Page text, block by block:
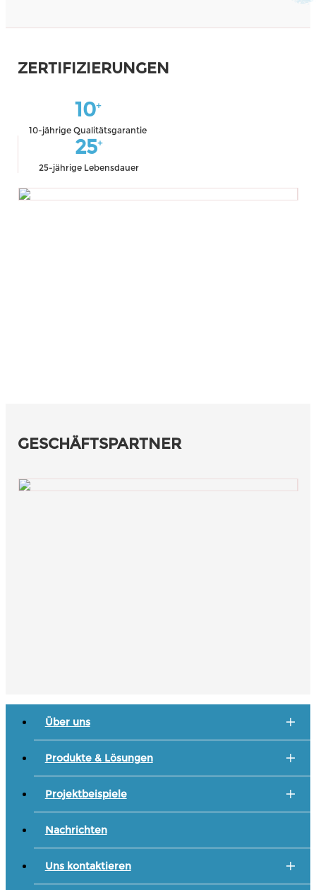
ZERTIFIZIERUNGEN
10+
10-jährige Qualitätsgarantie
25+
25-jährige Lebensdauer
GESCHÄFTSPARTNER
Über uns
Produkte & Lösungen
Projektbeispiele
Nachrichten
Uns kontaktieren